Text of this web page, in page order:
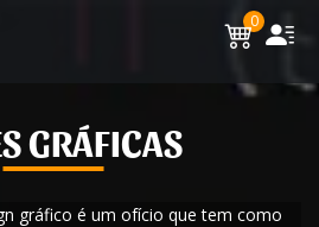
0
GRÁFICAS
gráfico é um ofício que tem como